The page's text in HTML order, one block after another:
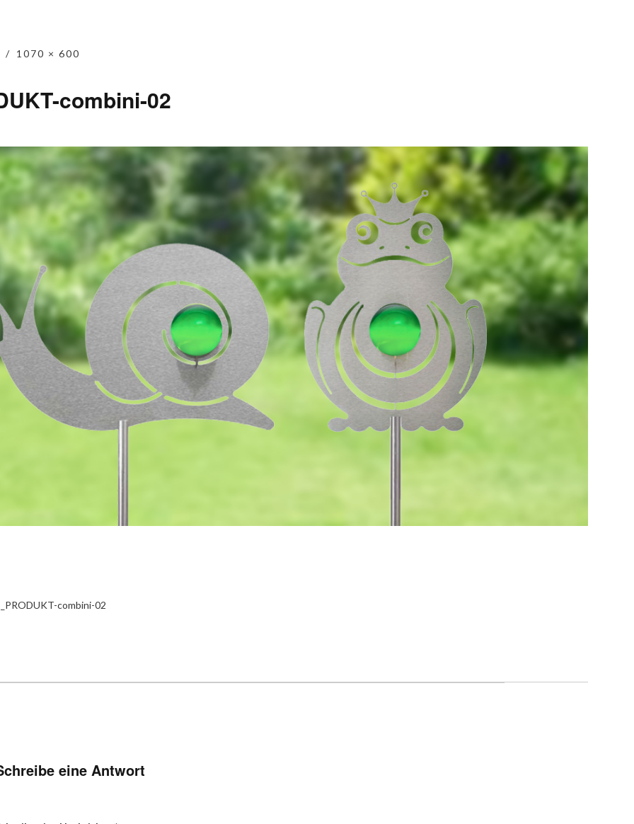
1070 × 600
combini-02
combini-02
eine Antwort